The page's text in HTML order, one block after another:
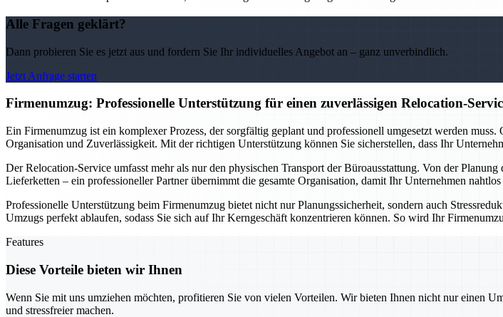
Alle Fragen geklärt?
Dann probieren Sie es jetzt aus und fordern Sie Ihr individuelles Angebot an – ganz unverbindlich.
Jetzt Anfrage starten
Firmenumzug: Professionelle Unterstützung für einen zuverlässigen Relocation-
Ein Firmenumzug ist ein komplexer Prozess, der sorgfältig geplant und professionell umgesetzt werden
Organisation und Zuverlässigkeit. Mit der richtigen Unterstützung können Sie sicherstellen, dass Ihr
Der Relocation-Service umfasst mehr als nur den physischen Transport der Büroausstattung. Von der
Lieferketten – ein professioneller Partner übernimmt die gesamte Organisation, damit Ihr Unternehmen
Professionelle Unterstützung beim Firmenumzug bietet nicht nur Planungssicherheit, sondern auch
Umzugs perfekt ablaufen, sodass Sie sich auf Ihr Kerngeschäft konzentrieren können. So wird Ihr
Features
Diese Vorteile bieten wir Ihnen
Wenn Sie mit uns umziehen möchten, profitieren Sie von vielen Vorteilen. Wir bieten Ihnen nicht nur einen
und stressfreier machen.